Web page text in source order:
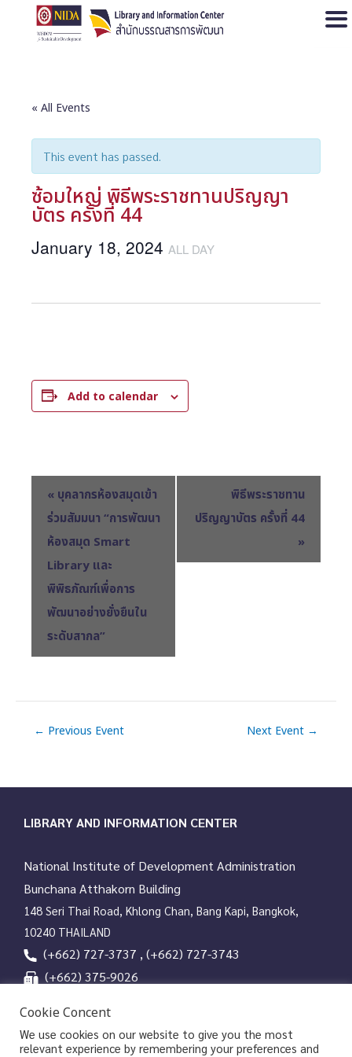
« All Events
This event has passed.
ซ้อมใหญ่ พิธีพระราชทานปริญญา
บัตร ครั้งที่ 44
January 18, 2024 ALL DAY
Add to calendar
i
a
t
n
« บุคลากรห้องสมุดเข้า
ร่วมสัมมนา “การพัฒนา
ห้องสมุด Smart
Library และ
พิพิธภัณฑ์เพื่อการ
พัฒนาอย่างยั่งยืนใน
ระดับสากล”
พิธีพระราชทาน
ปริญญาบัตร ครั้งที่ 44
»
← Previous Event Next Event →
LIBRARY AND INFORMATION CENTER
National Institute of Development Administration
Bunchana Atthakorn Building
148 Seri Thai Road, Khlong Chan, Bang Kapi, Bangkok,
10240 THAILAND
(+662) 727-3737 , (+662) 727-3743
(+662) 375-9026
Line OA
Cookie Concent
We use cookies on our website to give you the most
relevant experience by remembering your preferences and